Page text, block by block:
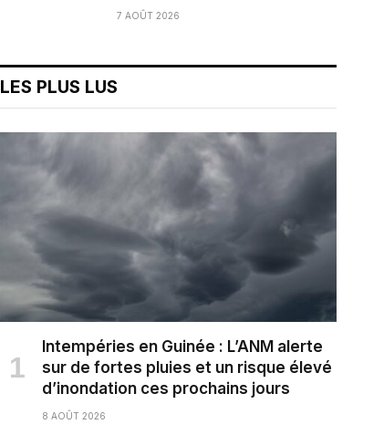
7 AOÛT 2026
LES PLUS LUS
Intempéries en Guinée : L’ANM alerte
sur de fortes pluies et un risque élevé
d’inondation ces prochains jours
8 AOÛT 2026